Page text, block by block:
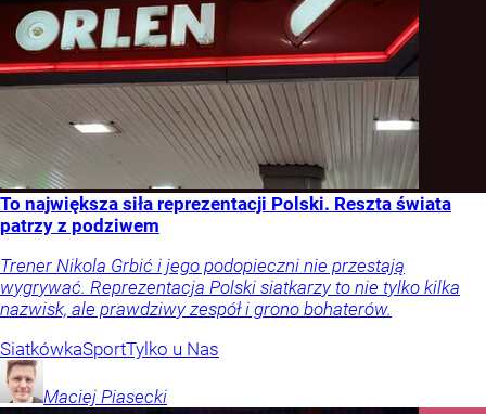
To największa siła reprezentacji Polski. Reszta świata
patrzy z podziwem
Trener Nikola Grbić i jego podopieczni nie przestają
wygrywać. Reprezentacja Polski siatkarzy to nie tylko kilka
nazwisk, ale prawdziwy zespół i grono bohaterów.
SiatkówkaSportTylko u Nas
Maciej Piasecki